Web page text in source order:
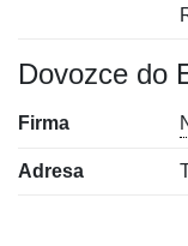
Dovozce do
Firma
Adresa